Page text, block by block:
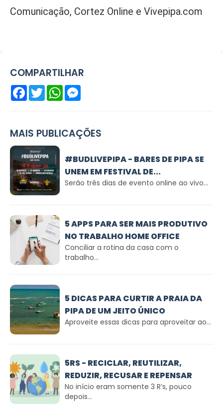
Comunicação, Cortez Online e Vivepipa.com
COMPARTILHAR
Facebook
TwitterWhatsApp
MAIS PUBLICAÇÕES
#BUDLIVEPIPA - BARES DE PIPA SE
UNEM EM FESTIVAL DE...
Serão três dias de evento online ao vivo...
5 APPS PARA SER MAIS PRODUTIVO
NO TRABALHO HOME OFFICE
Conciliar a rotina da casa com o
trabalho...
5 DICAS PARA CURTIR A PRAIA DA
PIPA DE UM JEITO ÚNICO
Aproveite essas dicas para aproveitar ao...
5RS - RECICLAR, REUTILIZAR,
REDUZIR, RECUSAR E REPENSAR
No início eram somente 3 R’s, pouco
depois...